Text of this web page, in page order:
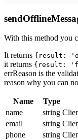
With this method you
It returns {result:
it returns {result:
errReason is the
reason why you can
Name Type
name
string
email
string
phone
string